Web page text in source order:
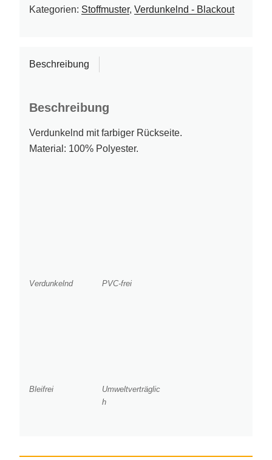
Kategorien: Stoffmuster, Verdunkelnd - Blackout
Beschreibung
Beschreibung
Verdunkelnd mit farbiger Rückseite.
Material: 100% Polyester.
Verdunkelnd PVC-frei
Bleifrei
Umweltverträglic
h